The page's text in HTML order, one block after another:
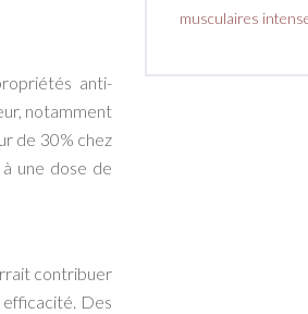
anti-
notamment
de 30% chez
une dose de
contribuer
efficacité. Des
musculaires